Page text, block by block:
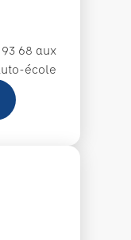
68 aux
école